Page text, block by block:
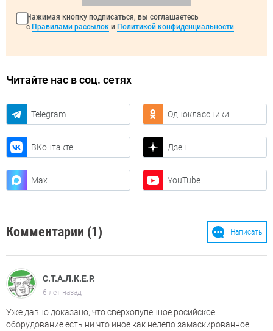
Нажимая кнопку подписаться, вы соглашаетесь
с Правилами рассылок и Политикой конфиденциальности
Читайте нас в соц. сетях
Telegram Одноклассники
ВКонтакте Дзен
Max YouTube
Комментарии (1) Написать
С.Т.А.Л.К.Е.Р.
6 лет назад
Уже давно доказано, что сверхопупенное росийское
оборудование есть ни что иное как нелепо замаскированное